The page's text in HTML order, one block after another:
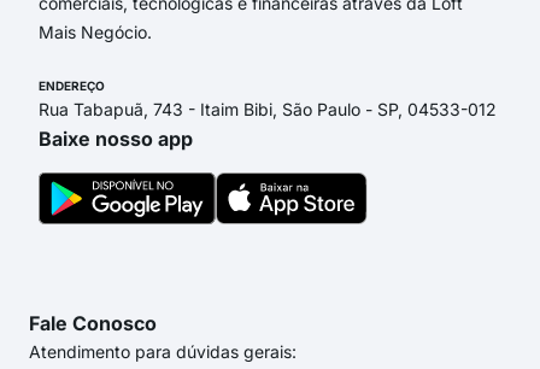
Mais Negócio.
ENDEREÇO
Rua Tabapuã, 743 - Itaim Bibi, São Paulo - SP, 04533-012
Baixe nosso app
Fale Conosco
Atendimento para dúvidas gerais: